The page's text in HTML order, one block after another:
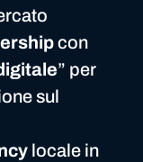
con
” per
sul
locale in